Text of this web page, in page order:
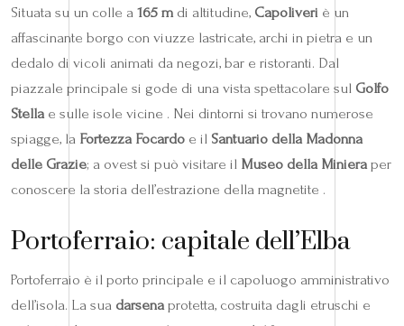
Situata su un colle a 165 m di altitudine, Capoliveri è un
affascinante borgo con viuzze lastricate, archi in pietra e un
dedalo di vicoli animati da negozi, bar e ristoranti. Dal
piazzale principale si gode di una vista spettacolare sul Golfo
Stellae sulle isole vicine . Nei dintorni si trovano numerose
spiagge, la Fortezza Focardo e il Santuario della Madonna
delle Grazie; a ovest si può visitare il Museo della Minieraper
conoscere la storia dell’estrazione della magnetite .
Portoferraio: capitale dell’Elba
Portoferraio è il porto principale e il capoluogo amministrativo
dell’isola. La sua darsenaprotetta, costruita dagli etruschi e